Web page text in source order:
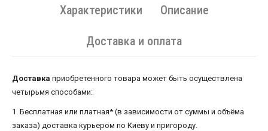
Характеристики Описание
Доставка и оплата
Доставка приобретенного товара может быть осуществлена ​​
четырьмя способами:
1. Бесплатная или платная* (в зависимости от суммы и объёма
заказа) доставка курьером по Киеву и пригороду.